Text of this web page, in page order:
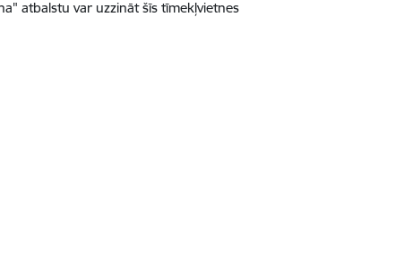
atbalstu var uzzināt šīs tīmekļvietnes